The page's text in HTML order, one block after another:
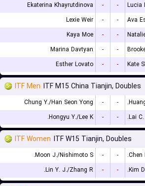
Ekaterina Khayrutdinova
- -
Lucia
Lexie Weir
- -
Ava
Kaya Moe
- -
Marina Davtyan
- -
Esther Lovato
- - Kate
ITF Men ITF M15 China Tianjin, Doubles
Chung Y./Han Seon Yong - -
Hongyu Y./Lee K.
- - Lai
ITF Women ITF W15 Tianjin, Doubles
Moon J./Nishimoto S. - -
Chen
Lin Y. J./Zhang R.
- - Kim